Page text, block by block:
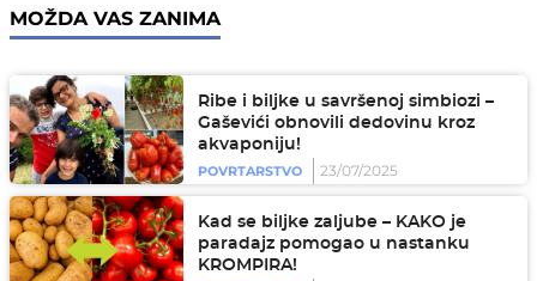
MOŽDA VAS ZANIMA
Ribe i biljke u savršenoj simbiozi –
Gaševići obnovili dedovinu kroz
akvaponiju!
POVRTARSTVO
23/07/2025
Kad se biljke zaljube – KAKO je
paradajz pomogao u nastanku
KROMPIRA!